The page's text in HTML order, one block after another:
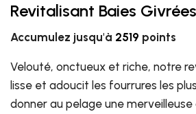
Revitalisant Baies Givrées
Accumulez jusqu'à 2519 points
Velouté, onctueux et riche, notre
lisse et adoucit les fourrures les
donner au pelage une merveilleuse